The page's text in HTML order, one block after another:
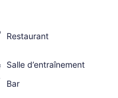
Restaurant
Salle d’entraînement
Bar